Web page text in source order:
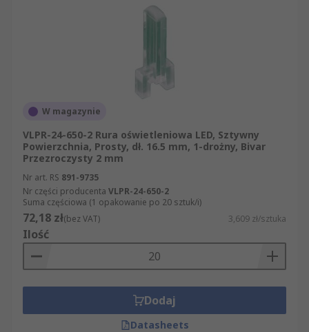
W magazynie
VLPR-24-650-2 Rura oświetleniowa LED, Sztywny
Powierzchnia, Prosty, dł. 16.5 mm, 1-drożny, Bivar
Przezroczysty 2 mm
Nr art. RS 891-9735
Nr części producenta VLPR-24-650-2
Suma częściowa (1 opakowanie po 20 sztuk/i)
72,18 zł(bez VAT) 3,609 zł/sztuka
Ilość
Dodaj
Datasheets